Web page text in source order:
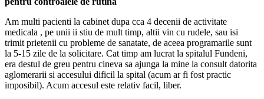
Am multi pacienti la cabinet dupa cca 4 decenii de activitate
medicala , pe unii ii stiu de mult timp, altii vin cu rudele, sau isi
trimit prietenii cu probleme de sanatate, de aceea programarile sunt
la 5-15 zile de la solicitare. Cat timp am lucrat la spitalul Fundeni,
era destul de greu pentru cineva sa ajunga la mine la consult datorita
aglomerarii si accesului dificil la spital (acum ar fi fost practic
imposibil). Acum accesul este relativ facil, liber.